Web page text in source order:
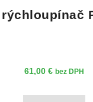
61,00 € bez DPH